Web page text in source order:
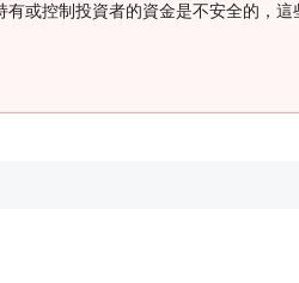
或控制投資者的資金是不安全的，這